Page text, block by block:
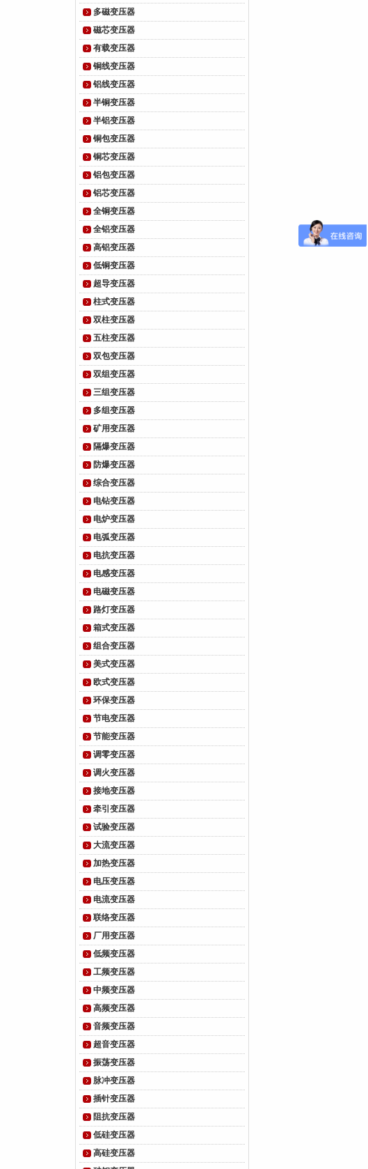
多磁变压器
磁芯变压器
有载变压器
铜线变压器
铝线变压器
半铜变压器
半铝变压器
铜包变压器
铜芯变压器
铝包变压器
铝芯变压器
全铜变压器
全铝变压器
高铝变压器
低铜变压器
超导变压器
柱式变压器
双柱变压器
五柱变压器
双包变压器
双组变压器
三组变压器
多组变压器
矿用变压器
隔爆变压器
防爆变压器
综合变压器
电钻变压器
电炉变压器
电弧变压器
电抗变压器
电感变压器
电磁变压器
路灯变压器
箱式变压器
组合变压器
美式变压器
欧式变压器
环保变压器
节电变压器
节能变压器
调零变压器
调火变压器
接地变压器
牵引变压器
试验变压器
大流变压器
加热变压器
电压变压器
电流变压器
联络变压器
厂用变压器
低频变压器
工频变压器
中频变压器
高频变压器
音频变压器
超音变压器
振荡变压器
脉冲变压器
插针变压器
阻抗变压器
低硅变压器
高硅变压器